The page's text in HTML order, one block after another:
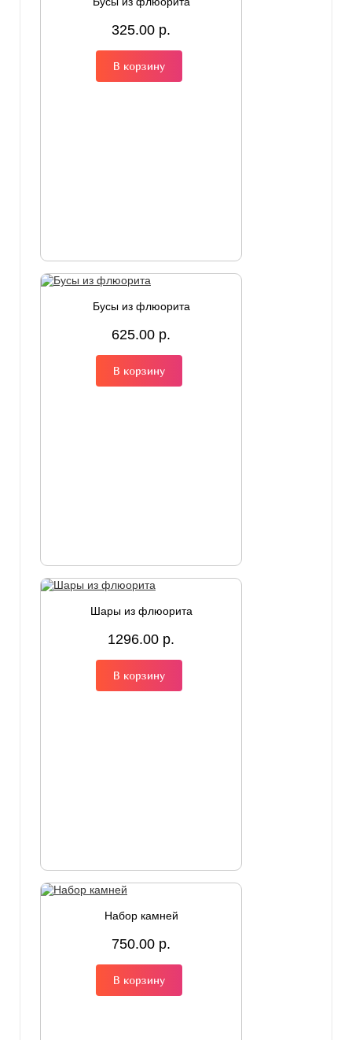
325.00 р.
В корзину
Бусы из флюорита
625.00 р.
В корзину
Шары из флюорита
1296.00 р.
В корзину
Набор камней
750.00 р.
В корзину